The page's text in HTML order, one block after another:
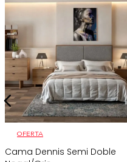
OFERTA
Cama Dennis Semi Doble